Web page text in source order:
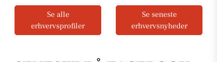
Se alle
erhvervsprofiler
Se seneste
erhvervsnyheder